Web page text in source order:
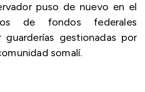
puso de nuevo en el
de fondos federales
guarderías gestionadas por
somalí.